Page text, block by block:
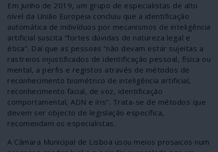
Em Junho de 2019, um grupo de especialistas de alto
nível da União Europeia concluiu que a identificação
automática de indivíduos por mecanismos de inteligência
artificial suscita “fortes dúvidas de natureza legal e
ética”. Daí que as pessoas “não devam estar sujeitas a
rastreios injustificados de identificação pessoal, física ou
mental, a perfis e registos através de métodos de
reconhecimento biométrico de inteligência artificial,
reconhecimento facial, de voz, identificação
comportamental, ADN e íris”. Trata-se de métodos que
devem ser objecto de legislação específica,
recomendam os especialistas.
A Câmara Municipal de Lisboa usou meios prosaicos num